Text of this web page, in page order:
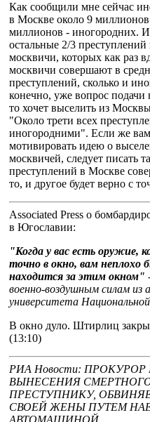
Как сообщили мне сейчас
в Москве около 9
миллионов - иногородних.
остальные 2/3
москвичи, которых как раз
москвичи совершают в
преступлений, сколько и
конечно, уже вопрос подачи
то хочет выселить из
"Около трети всех
иногородними". Если же
мотивировать идею о
москвичей, следует писать
преступлений в Москве
то, и другое будет верно с
Associated Press о
в Югославии:
"Когда у вас есть
точно в окно, вам неплохо
находится за этим окном"
военно-воздушным силам из
университета
В окно дуло. Штирлиц
(13:10)
РИА Новости:
ВЫНЕСЕНИЯ
ПРЕСТУПНИКУ,
СВОЕЙ ЖЕНЫ ПУТЕМ
АВТОМАШИНОЙ